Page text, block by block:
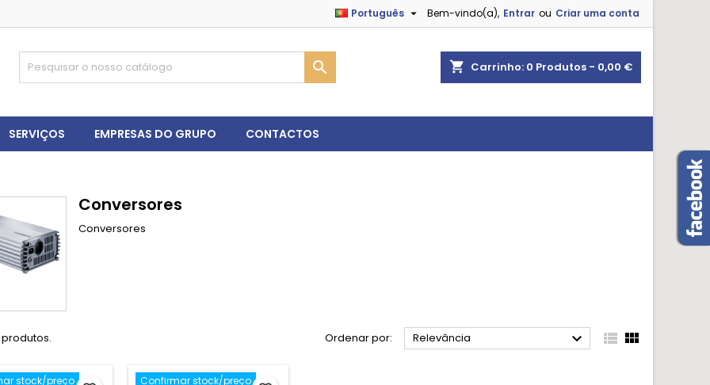
Bem-vindo(a), Entrar ou Criar uma conta
Português 
shopping_cart Carrinho: 0 Produtos - 0,00 €

SERVIÇOS EMPRESAS DO GRUPO CONTACTOS
Conversores
Conversores
produtos. Ordenar por: Relevância   
stock/preço Confirmar stock/preço